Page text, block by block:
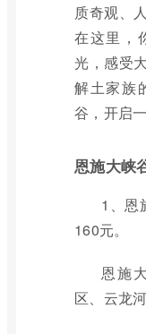
质奇观、
在这里，
光，感受
解土家族
谷，开启
恩施大峡
1、恩
160元。
恩施
区、云龙